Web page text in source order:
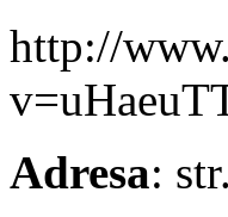
http://
Adresa: